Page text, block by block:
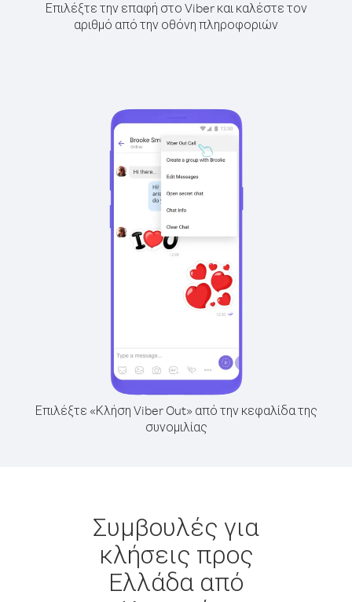
Επιλέξτε την επαφή στο Viber και καλέστε τον
αριθμό από την οθόνη πληροφοριών
Επιλέξτε «Κλήση Viber Out» από την κεφαλίδα της
συνομιλίας
Συμβουλές για
κλήσεις προς
Ελλάδα από